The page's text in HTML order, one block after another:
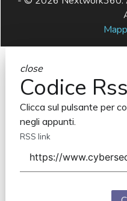
close
Codice Rss
Clicca sul pulsante per
negli appunti.
RSS link